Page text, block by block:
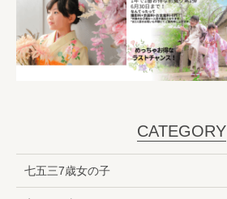
CATEGORY
七五三7歳女の子